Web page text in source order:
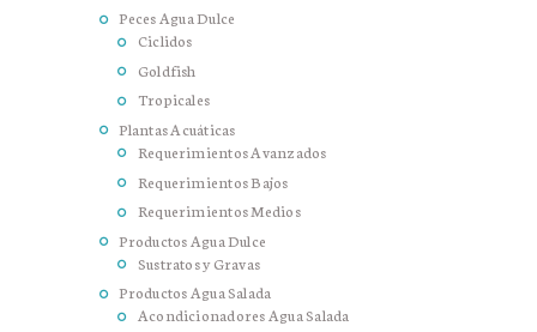
Peces Agua Dulce
Ciclidos
Goldfish
Tropicales
Plantas Acuáticas
Requerimientos Avanzados
Requerimientos Bajos
Requerimientos Medios
Productos Agua Dulce
Sustratos y Gravas
Productos Agua Salada
Acondicionadores Agua Salada